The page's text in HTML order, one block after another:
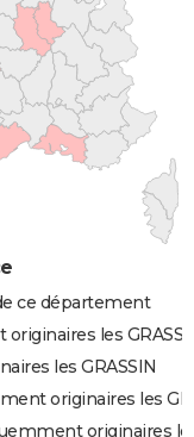
ce département
les
les GRASSIN
originaires les
originaires